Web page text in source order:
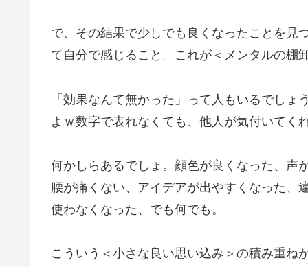
で、その結果で少しでも良くなったことを見
て自分で感じること。これが＜メンタルの棚
「効果なんて無かった」って人もいるでし
よｗ数字で表れなくても、他人が気付いてく
何かしらあるでしょ。顔色が良くなった、声
腰が痛くない、アイデアが出やすくなった、
使わなくなった、でも何でも。
こういう＜小さな良い思い込み＞の積み重ね